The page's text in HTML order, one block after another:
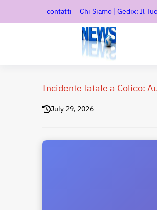
contatti Chi Siamo | Gedix: Il
Incidente fatale a Colico:
July 29, 2026